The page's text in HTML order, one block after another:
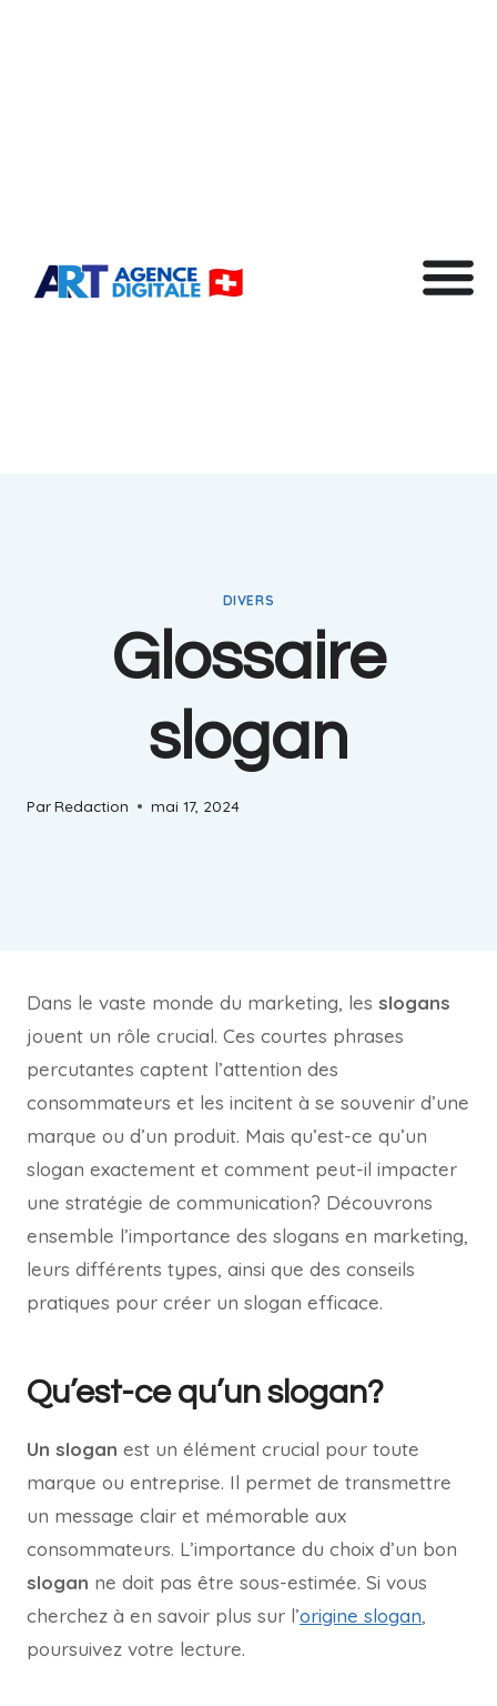
DIVERS
Glossaire
slogan
ParRedaction mai 17, 2024
Dans le vaste monde du marketing, les slogans
jouent un rôle crucial. Ces courtes phrases
percutantes captent l’attention des
consommateurs et les incitent à se souvenir d’une
marque ou d’un produit. Mais qu’est-ce qu’un
slogan exactement et comment peut-il impacter
une stratégie de communication? Découvrons
ensemble l’importance des slogans en marketing,
leurs différents types, ainsi que des conseils
pratiques pour créer un slogan efficace.
Qu’est-ce qu’un slogan?
Un slogan est un élément crucial pour toute
marque ou entreprise. Il permet de transmettre
un message clair et mémorable aux
consommateurs. L’importance du choix d’un bon
slogan ne doit pas être sous-estimée. Si vous
cherchez à en savoir plus sur l’origine slogan,
poursuivez votre lecture.